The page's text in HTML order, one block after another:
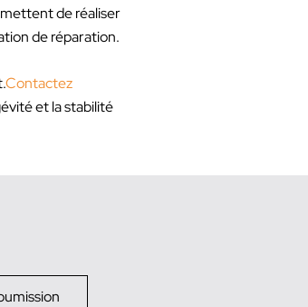
de réaliser
de réparation.
Contactez
et la stabilité